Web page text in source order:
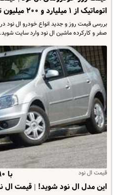
اتوماتیک از ۱ میلیارد و ۲۰۰ میلیون تومان را رد کرد
صفر و کارکرده ماشین ال نود وارد سایت شوید.
قیمت ال نود
این مدل ال نود شوید! | قیمت ال